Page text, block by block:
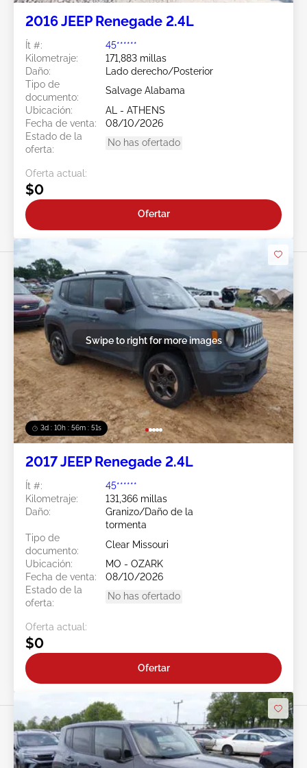
2016 JEEP Renegade 2.4L
Ít #:
45******
Kilometraje:
171,883 millas
Daño:
Lado derecho/Posterior
Tipo de
documento:
Salvage Alabama
Ubicación:
AL - ATHENS
Fecha de venta:
08/10/2026
Estado de la
oferta:
No has ofertado
Oferta actual:
$0
Ofertar
3d : 10h : 56m : 49s
Swipe to right for more images
2017 JEEP Renegade 2.4L
Ít #:
45******
Kilometraje:
131,366 millas
Daño:
Granizo/Daño de la
tormenta
Tipo de
documento:
Clear Missouri
Ubicación:
MO - OZARK
Fecha de venta:
08/10/2026
Estado de la
oferta:
No has ofertado
Oferta actual:
$0
Ofertar